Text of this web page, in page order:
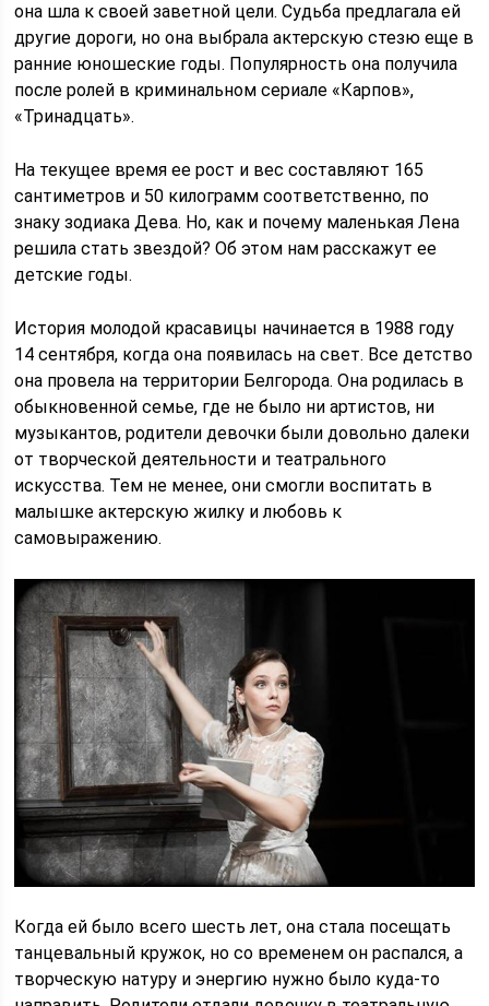
она шла к своей заветной цели. Судьба предлагала ей
другие дороги, но она выбрала актерскую стезю еще в
ранние юношеские годы. Популярность она получила
после ролей в криминальном сериале «Карпов»,
«Тринадцать».
На текущее время ее рост и вес составляют 165
сантиметров и 50 килограмм соответственно, по
знаку зодиака Дева. Но, как и почему маленькая Лена
решила стать звездой? Об этом нам расскажут ее
детские годы.
История молодой красавицы начинается в 1988 году
14 сентября, когда она появилась на свет. Все детство
она провела на территории Белгорода. Она родилась в
обыкновенной семье, где не было ни артистов, ни
музыкантов, родители девочки были довольно далеки
от творческой деятельности и театрального
искусства. Тем не менее, они смогли воспитать в
малышке актерскую жилку и любовь к
самовыражению.
Когда ей было всего шесть лет, она стала посещать
танцевальный кружок, но со временем он распался, а
творческую натуру и энергию нужно было куда-то